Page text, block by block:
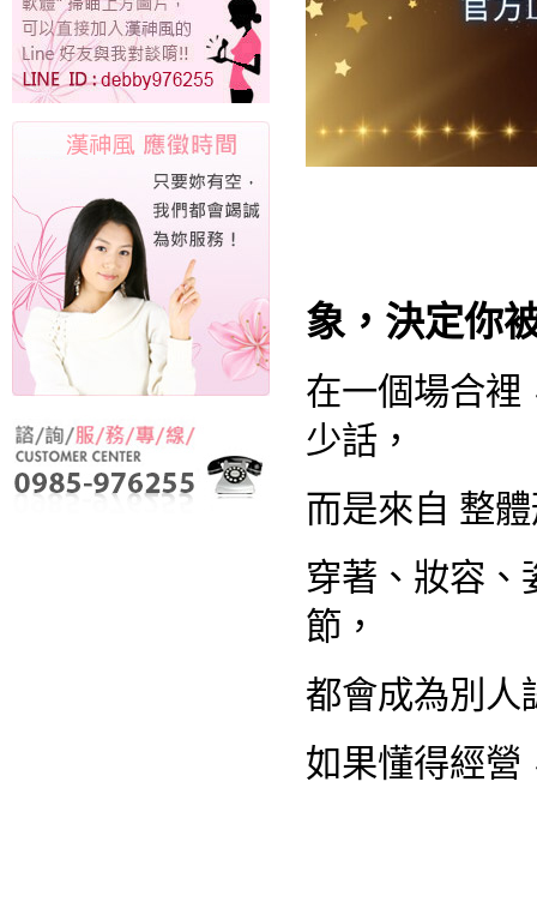
象，決定你
在一個場合裡
少話，
而是來自 整
穿著、妝容、
節，
都會成為別人
如果懂得經營